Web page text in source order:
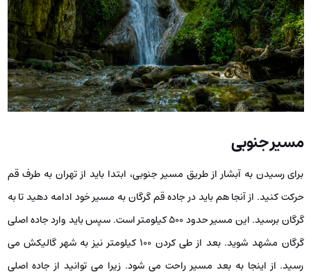
مسیر جنوبی
برای رسیدن به آبشار از طریق مسیر جنوبی، ابتدا باید از تهران به طرف قم
حرکت کنید. از آنجا هم باید در جاده قم گرگان به مسیر خود ادامه دهید تا به
گرگان برسید. این مسیر حدود ۵۰۰ کیلومتر است. سپس باید وارد جاده اصلی
گرگان مشهد شوید. بعد از طی کردن ۱۰۰ کیلومتر نیز به شهر گالیکش می
‌رسید. از اینجا به بعد مسیر راحت می ‌شود. زیرا می ‌توانید از جاده اصلی